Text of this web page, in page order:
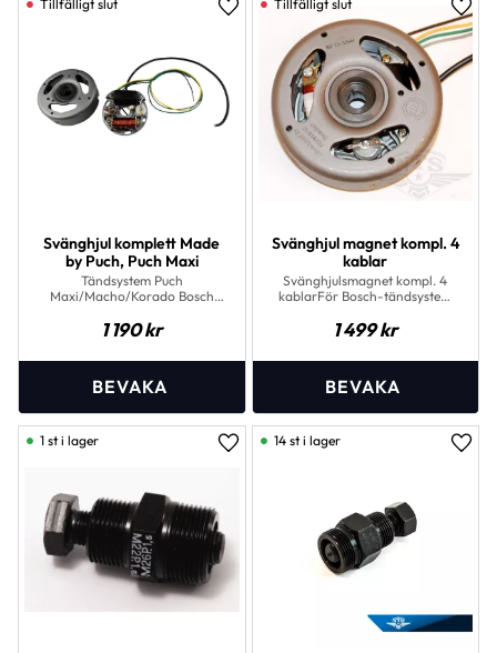
Svänghjul komplett Made
by Puch, Puch Maxi
Tändsystem Puch
Maxi/Macho/Korado Bosch
1 190kr
Lägg till i favoriter
Svänghjul magnet kompl. 4
kablar
Svänghjulsmagnet kompl. 4
kablarFör Bosch-tändsystem
1 499kr
Lägg till i favoriter
1 st i lager 14 st i lager